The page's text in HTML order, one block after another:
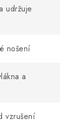
udržuje
nošení
a
vzrušení